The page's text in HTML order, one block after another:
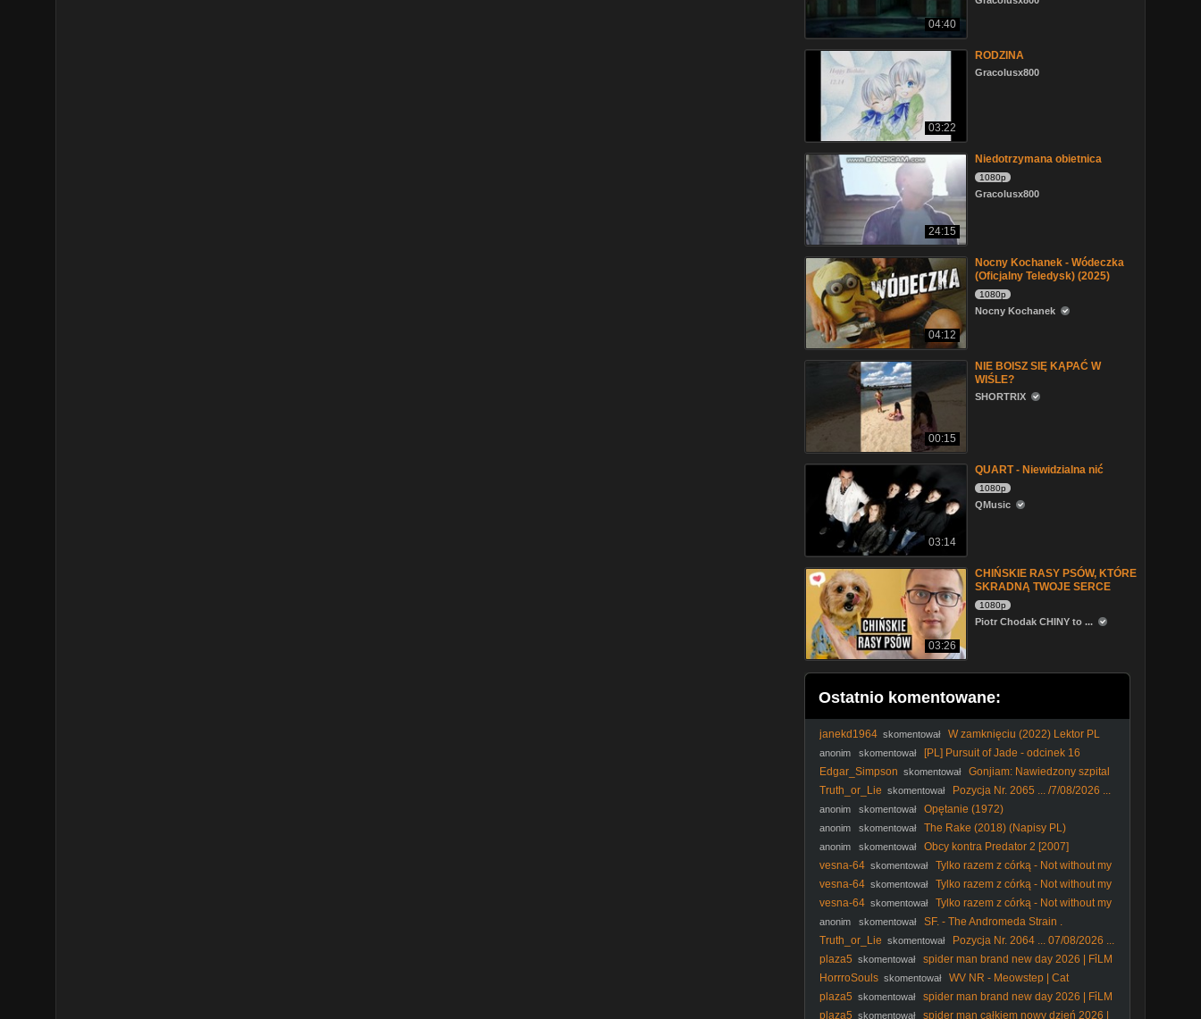
04:40
03:22
RODZINA
Gracolusx800
24:15
Niedotrzymana obietnica
1080p
Gracolusx800
04:12
Nocny Kochanek - Wódeczka
(Oficjalny Teledysk) (2025)
1080p
Nocny Kochanek
00:15
NIE BOISZ SIĘ KĄPAĆ W
WIŚLE?
SHORTRIX
03:14
QUART - Niewidzialna nić
1080p
QMusic
03:26
CHIŃSKIE RASY PSÓW, KTÓRE
SKRADNĄ TWOJE SERCE
1080p
Piotr Chodak CHINY to ...
Ostatnio komentowane:
janekd1964 skomentował W zamknięciu (2022) Lektor PL
anonim skomentował
[PL] Pursuit of Jade - odcinek 16
Edgar_Simpson skomentował
Gonjiam: Nawiedzony szpital
(2018) Lektor PL
Truth_or_Lie skomentował Pozycja Nr. 2065 ... /7/08/2026 ...
anonim skomentował Opętanie (1972)
anonim skomentował The Rake (2018) (Napisy PL)
anonim skomentował
Obcy kontra Predator 2 [2007]
[Theatrical Cut][1080p][BDRip][x264][ Lektor PL]
vesna-64 skomentował
Tylko razem z córką - Not without my
daughter (1991) Lektor
vesna-64 skomentował
Tylko razem z córką - Not without my
daughter (1991) Lektor
vesna-64 skomentował
Tylko razem z córką - Not without my
daughter (1991) Lektor
anonim skomentował
SF. - The Andromeda Strain .
Tajemnica. Andromedy. (1971) lektor
Truth_or_Lie skomentował
Pozycja Nr. 2064 ... 07/08/2026 ...
english subtitles Only ...
plaza5 skomentował
spider man brand new day 2026 | FỉLM
W OPỉSỉE
HorrroSouls skomentował
WV NR - Meowstep | Cat
Meowing (Dubstep Remix)
plaza5 skomentował
spider man brand new day 2026 | FỉLM
W OPỉSỉE
plaza5 skomentował spider man całkiem nowy dzień 2026 |